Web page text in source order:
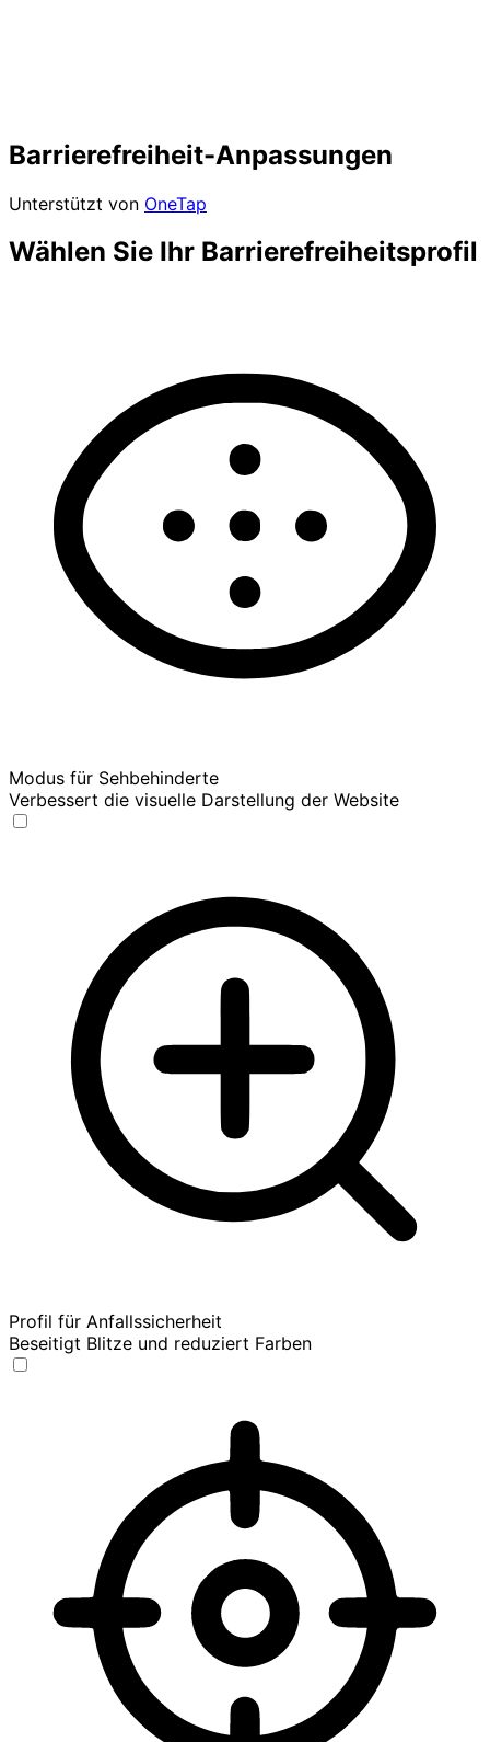
Barrierefreiheit-Anpassungen
Unterstützt von OneTap
Wählen Sie Ihr Barrierefreiheitsprofil
Modus für Sehbehinderte
Verbessert die visuelle Darstellung der Website
Profil für Anfallssicherheit
Beseitigt Blitze und reduziert Farben